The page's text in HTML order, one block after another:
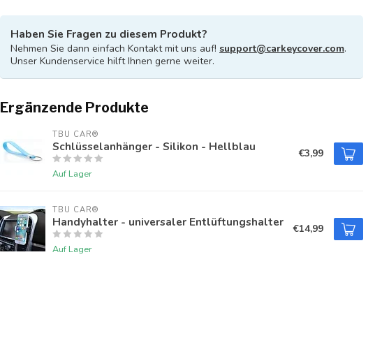
Haben Sie Fragen zu diesem Produkt?
Nehmen Sie dann einfach Kontakt mit uns auf! support@carkeycover.com.
Unser Kundenservice hilft Ihnen gerne weiter.
Ergänzende Produkte
TBU CAR®
Schlüsselanhänger - Silikon - Hellblau
Auf Lager
€3,99
TBU CAR®
Handyhalter - universaler Entlüftungshalter
Auf Lager
€14,99